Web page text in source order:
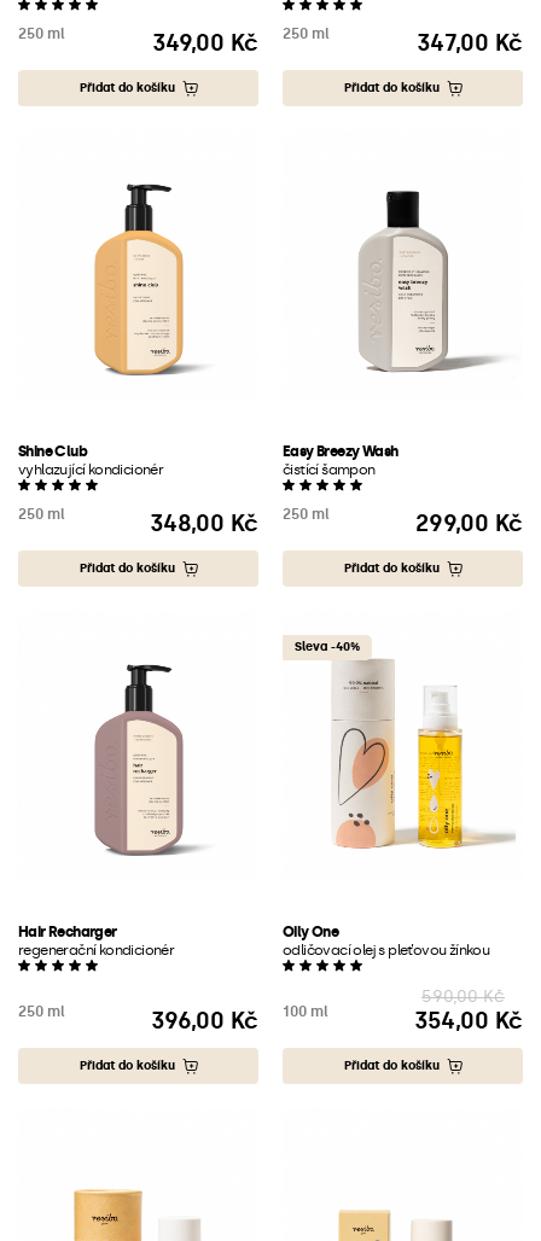
250 ml
Cena
349,00 Kč
Přidat do košíku
250 ml
Cena
347,00 Kč
Přidat do košíku
Shine Club
vyhlazující kondicionér
250 ml
Cena
348,00 Kč
Přidat do košíku
Easy Breezy Wash
čistící šampon
250 ml
Cena
299,00 Kč
Přidat do košíku
Hair Recharger
regenerační kondicionér
250 ml
Cena
396,00 Kč
Přidat do košíku
Sleva -40%
Oily One
odličovací olej s pleťovou žínkou
100 ml
590,00 Kč
Cena
354,00 Kč
Přidat do košíku